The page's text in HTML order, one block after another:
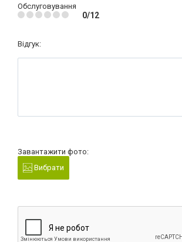
Обслуговування
0/12
Відгук:
Завантажити фото:
Вибрати